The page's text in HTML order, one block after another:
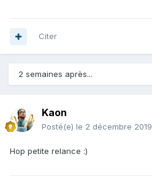
Citer
2 semaines après...
Kaon
Posté(e) le 2 décembre 2019
Hop petite relance :)